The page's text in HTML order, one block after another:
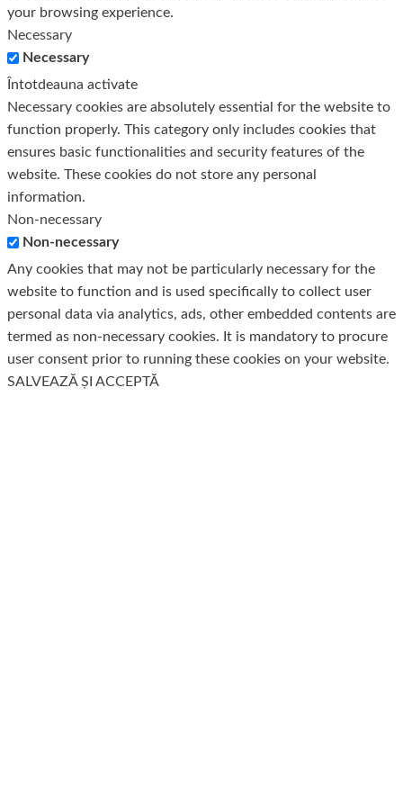
your browsing experience.
Necessary
Necessary
Întotdeauna activate
Necessary cookies are absolutely essential for the website to
function properly. This category only includes cookies that
ensures basic functionalities and security features of the
website. These cookies do not store any personal
information.
Non-necessary
Non-necessary
Any cookies that may not be particularly necessary for the
website to function and is used specifically to collect user
personal data via analytics, ads, other embedded contents are
termed as non-necessary cookies. It is mandatory to procure
user consent prior to running these cookies on your website.
SALVEAZĂ ȘI ACCEPTĂ